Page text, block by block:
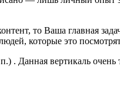
то Ваша главная
которые это
. Данная вертикаль